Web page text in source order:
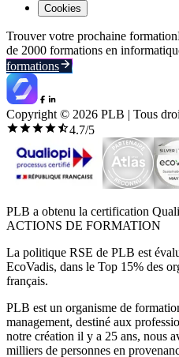
Cookies
Trouver votre prochaine formation
de 2000 formations en
formations
Copyright © 2026 PLB | Tous
4.7/5
PLB a obtenu la certification
ACTIONS DE FORMATION
La politique RSE de PLB est
EcoVadis, dans le Top 15% des
français.
PLB est un organisme de
management, destiné aux
notre création il y a 25 ans, nous
milliers de personnes en